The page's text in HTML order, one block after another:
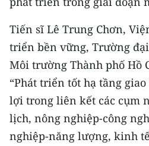
Tiến sĩ Lê Trung Chơn,
triển bền vững, Trường
Môi trường Thành phố Hồ
“Phát triển tốt hạ tầng
lợi trong liên kết các cụm
lịch, nông nghiệp-công
nghiệp-năng lượng, kinh